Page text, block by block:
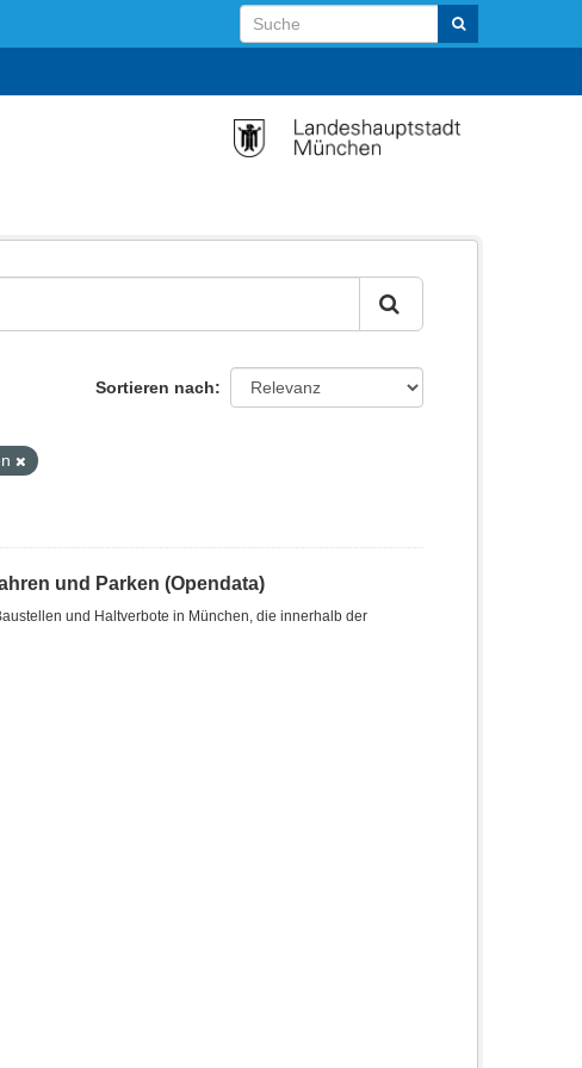
Sortieren nach
und Parken (Opendata)
und Haltverbote in München, die innerhalb der